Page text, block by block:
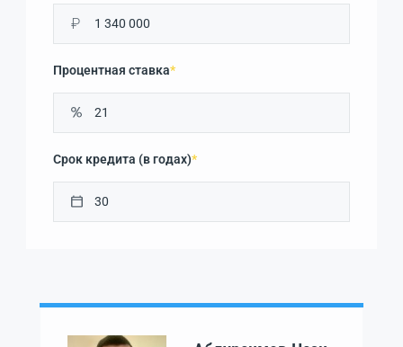
₽
Процентная ставка*
Срок кредита (в годах)*